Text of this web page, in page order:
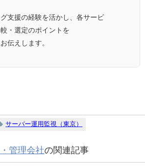
支援の経験を活かし、各サービ
・選定のポイントを
伝えします。
サーバー運用監視（東京）
管理会社の関連記事